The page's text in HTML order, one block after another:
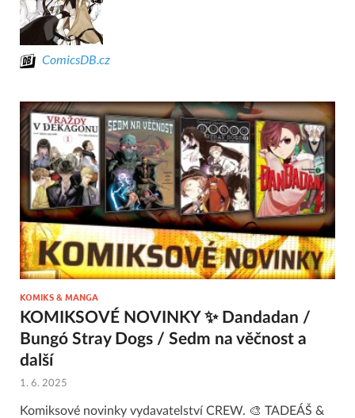
ComicsDB.cz
KOMIKS & MANGA
KOMIKSOVÉ NOVINKY ✨ Dandadan /
Bungó Stray Dogs / Sedm na věčnost a
další
1. 6. 2025
Komiksové novinky vydavatelství CREW. 🎨 TADEÁŠ &